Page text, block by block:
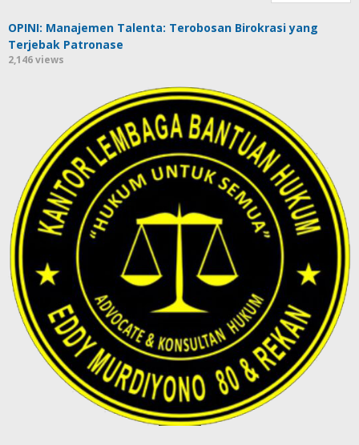
OPINI: Manajemen Talenta: Terobosan Birokrasi yang
Terjebak Patronase
2,146 views